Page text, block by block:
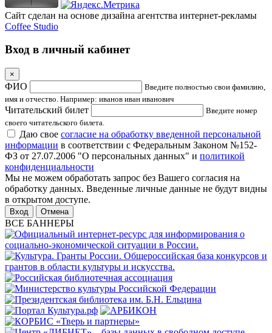
Сайт сделан на основе дизайна агентства интернет-рекламы
Coffee Studio
Вход в личный кабинет
×
ФИО
Введите полностью свои фамилию,
имя и отчество. Например: иванов иван иванович
Читательский билет
Введите номер
своего читательского билета.
Даю свое согласие на обработку введенной персональной
информации в соответствии с Федеральным Законом №152-
ФЗ от 27.07.2006 "О персональных данных" и политикой
конфиденциальности
Мы не можем обработать запрос без Вашего согласия на
обработку данных. Введенные личные данные не будут видны
в открытом доступе.
Отмена
ВСЕ БАННЕРЫ